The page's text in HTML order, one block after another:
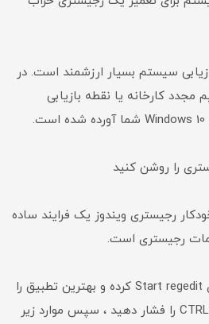
سیستم بسیار ارزشمند است. در
مجدد کارخانه یا نقطه بازیابی
را روشن کنید
رجیستری ویندوز یک فرایند ساده
رجیستری است.
ابتدا در نوار جستجوی منوی Start regedit کرده و بهترین تطبیق را
انتخاب کنید. سپس ، CTRL + F را فشار دهید ، سپس موارد زیر